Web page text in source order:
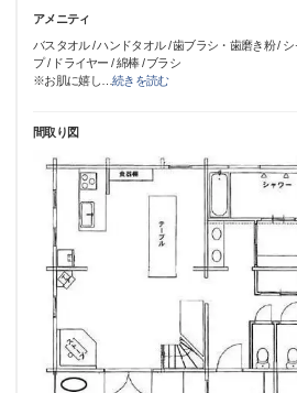
アメニティ
バスタオル / ハンドタオル / 歯ブラシ・歯磨き粉 /
プ / ドライヤー / 綿棒 / ブラシ
※お肌に嬉し …続きを読む
間取り図